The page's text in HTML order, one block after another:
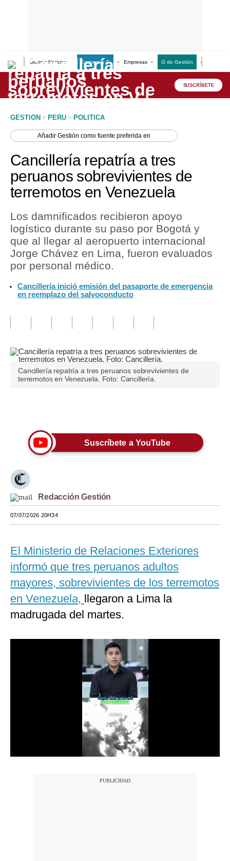
Últimas Noticias Empresas G Empresas G de Gestión
Lo último
Peru Quiosco
Economía
Mercados
Política
Tu Dinero
Finanzas Personales
Inmobiliarias
Opinión
Editorial
Pregunta de hoy
Lujo
Viajes
Moda
Estilos
Mundo
México
Internacional
Tecnología
Club del Suscriptor
SUSCRÍBETE
GESTION > PERU > POLITICA
AñadirGestión como fuente preferida en
Cancillería repatría a tres
peruanos sobrevivientes de
terremotos en Venezuela
Los damnificados recibieron apoyo
logístico durante su paso por Bogotá y
que al llegar al aeropuerto internacional
Jorge Chávez en Lima, fueron evaluados
por personal médico.
Cancillería inició emisión del pasaporte de emergencia
en reemplazo del salvoconducto
Cancillería repatría a tres peruanos sobrevivientes de
terremotos en Venezuela. Foto: Cancillería.
Suscríbete a YouTube
Redacción Gestión
07/07/2026 20H34
El Ministerio de Relaciones Exteriores
informó que tres peruanos adultos
mayores, sobrevivientes de los terremotos
en Venezuela, llegaron a Lima la
madrugada del martes.